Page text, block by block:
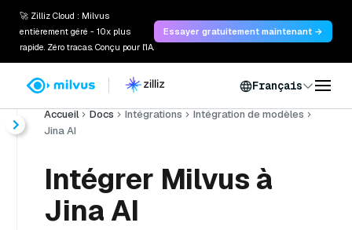
🚀 Zilliz Cloud : Milvus
entièrement géré - 10x plus
rapide. Zéro tracas. Conçu pour l'IA.
Essayer gratuitement maintenant →
Français
Accueil Docs Intégrations
Intégration de modèles
Jina AI
Intégrer Milvus à
Jina AI